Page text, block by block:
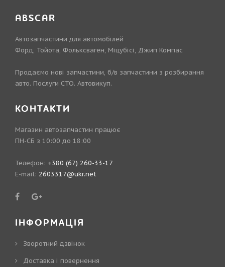
ABSCAR
Автозапчастини для автомобілей
Форд, Тойота, Фольксваген, Міцубісі, Джип Компас
Продаємо нові запчастини, б/в запчастини з розбирання
авто. Послуги СТО. Автовикуп.
КОНТАКТИ
Магазин автозапчастин працює
ПН-СБ з 10:00 до 18:00
Телефон: +380 (67) 260-33-17
E-mail: 2603317@ukr.net
ІНФОРМАЦІЯ
Зворотний дзвінок
Доставка і повернення